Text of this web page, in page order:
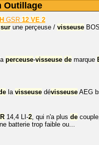
Outillage
GSR 12 VE 2
sur une perçeuse / visseuse
la perceuse-visseuse de marque
la visseuse dévisseuse AEG
14,4 LI-2, qui n'a plus de
batterie trop faible ou...